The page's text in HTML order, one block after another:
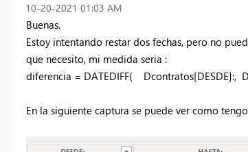
‎10-20-2021 01:03 AM
Buenas.
Estoy intentando restar dos fechas, pero no
que necesito, mi medida seria :
diferencia = DATEDIFF(Dcontratos[DESDE]:,
En la siguiente captura se puede ver como